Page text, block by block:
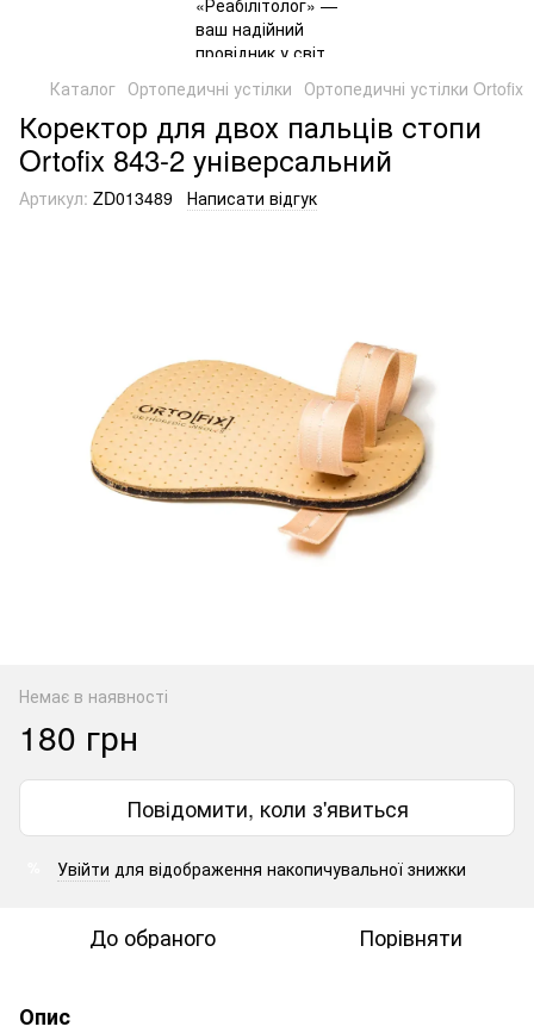
Каталог Ортопедичні устілки Ортопедичні устілки Ortofix
Коректор для двох пальців стопи
Ortofix 843-2 універсальний
Артикул: ZD013489 Написати відгук
Немає в наявності
180 грн
Повідомити, коли з'явиться
Увійти для відображення накопичувальної знижки
До обраного Порівняти
Опис